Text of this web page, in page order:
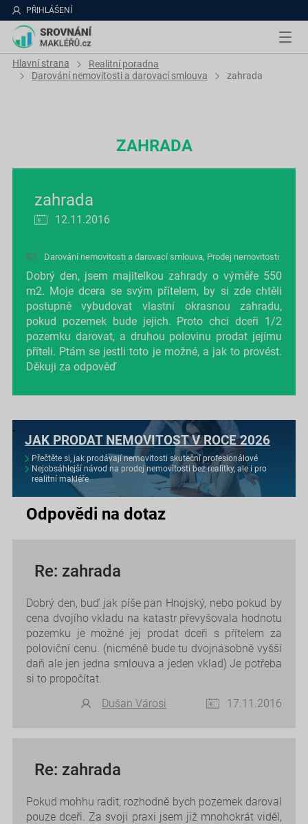
PŘIHLÁŠENÍ
Hlavní strana
Realitní poradna
Darování nemovitosti a darovací smlouva
zahrada
ZAHRADA
zahrada
12.11.2016
Darování nemovitosti a darovací smlouva, Prodej nemovitosti
Dobrý den, jsem majitelkou zahrady o výměře 550
m2. Moje dcera se svým přítelem, by si zde chtěli
postupně vybudovat vlastní okrasnou zahradu,
pokud pozemek bude jejich. Proto chci dceři 1/2
pozemku darovat, a druhou polovinu prodat jejímu
příteli. Ptám se jestli toto je možné, a jak to provést.
Děkuji za odpověď
JAK PRODAT NEMOVITOST V ROCE 2026
Přečtěte si, jak prodávají nemovitosti skuteční profesionálové
Nejobsáhlejší návod na prodej nemovitosti bez realitky, ale i pro
realitní makléře
Odpovědi na dotaz
Re: zahrada
Dobrý den, buď jak píše pan Hnojský, nebo pokud by
cena dvojího vkladu na katastr převyšovala hodnotu
pozemku je možné jej prodat dceři s přítelem za
poloviční cenu. (nicméně bude tu dvojnásobně vyšší
daň ale jen jedna smlouva a jeden vklad) Je potřeba
si to propočítat.
Dušan Városi
17.11.2016
Re: zahrada
Pokud mohhu radit, rozhodně bych pozemek daroval
pouze dceři. Za svoji praxi jsem již mnohokrát viděl,